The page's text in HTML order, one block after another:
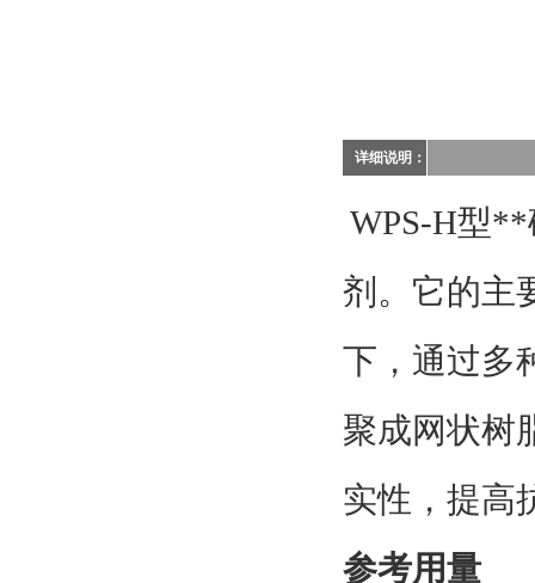
详细说明：
WPS-H型
剂。它的主
下，通过多
聚成网状树
实性，提高
参考用量